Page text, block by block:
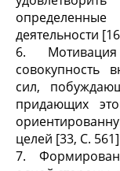
деятельности
6.
совокупность
сил,
придающих
целей [33, С.
7.